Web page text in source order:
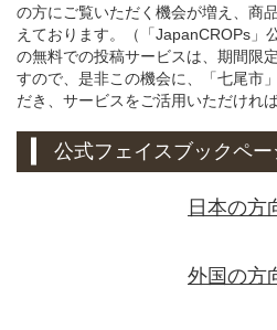
の方にご覧いただく機会が増え、商
えております。（「JapanCROPs」
の無料での投稿サービスは、期間限
すので、是非この機会に、「七尾市
だき、サービスをご活用いただけれ
公式フェイスブックペー
日本の方
外国の方